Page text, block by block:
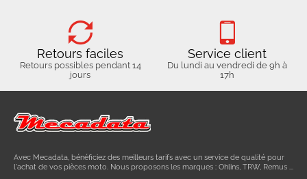
Retours faciles
Retours possibles pendant 14
jours
Service client
Du lundi au vendredi de 9h à
17h
Avec Mecadata, bénéficiez des meilleurs tarifs avec un service de qualité pour
l'achat de vos pièces moto. Nous proposons les marques : Ohlins, TRW, Remus ...